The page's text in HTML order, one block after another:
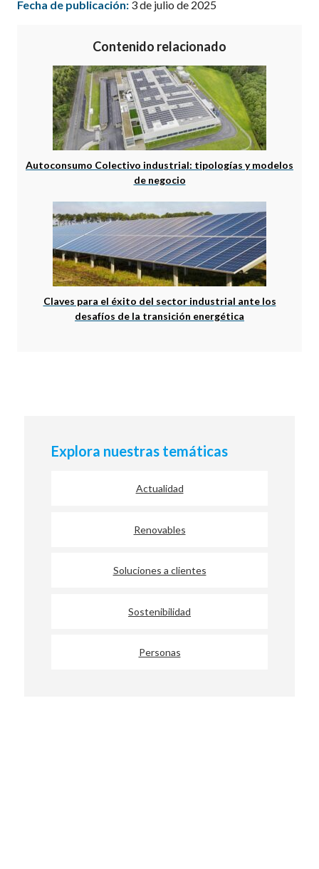
Fecha de publicación: 3 de julio de 2025
Contenido relacionado
Autoconsumo Colectivo industrial: tipologías y modelos
de negocio
Claves para el éxito del sector industrial ante los
desafíos de la transición energética
Explora nuestras temáticas
Actualidad
Renovables
Soluciones a clientes
Sostenibilidad
Personas